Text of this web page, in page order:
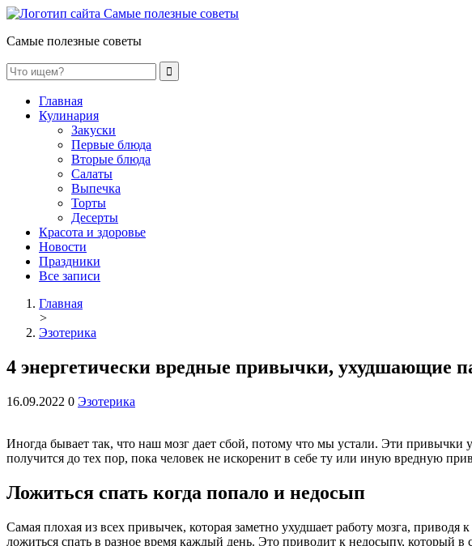
Самые полезные советы
Главная
Кулинария
Закуски
Первые блюда
Вторые блюда
Салаты
Выпечка
Торты
Десерты
Красота и здоровье
Новости
Праздники
Все записи
Главная
>
Эзотерика
4 энергетически вредные привычки, ухудшающие
16.09.2022 0 Эзотерика
Иногда бывает так, что наш мозг дает сбой, потому что мы устали. Эти привычки
получится до тех пор, пока человек не искоренит в себе ту или иную вредную
Ложиться спать когда попало и недосып
Самая плохая из всех привычек, которая заметно ухудшает работу мозга,
ложиться спать в разное время каждый день. Это приводит к недосыпу, который